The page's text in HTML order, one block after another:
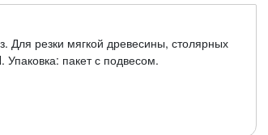
резки мягкой древесины, столярных
пакет с подвесом.